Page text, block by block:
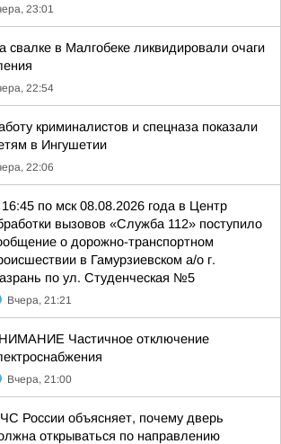
23:01
свалке в Малгобеке ликвидировали очаги
22:54
криминалистов и спецназа показали
в Ингушетии
22:06
по мск 08.08.2026 года в Центр
вызовов «Служба 112» поступило
о дорожно-транспортном
в Гамурзиевском а/о г.
по ул. Студенческая №5
Вчера, 21:21
Частичное отключение
Вчера, 21:00
России объясняет, почему дверь
открываться по направлению